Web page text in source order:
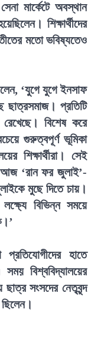
মার্কেটে অবস্থান
শিক্ষার্থীদের
মতো ভবিষ্যতেও
‘যুগে যুগে ইনসাফ
ছাত্রসমাজ। প্রতিটি
বিশেষ করে
গুরুত্বপূর্ণ ভূমিকা
শিক্ষার্থীরা। সেই
আজ ‘রান ফর জুলাই’-
মুছে দিতে চায়।
বিভিন্ন সময়ে
হাতে
বিশ্ববিদ্যালয়ের
ছাত্র সংসদের নেতৃবৃন্দ